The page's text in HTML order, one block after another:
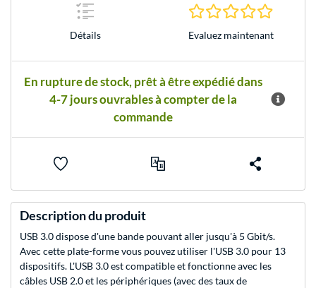
Détails Evaluez maintenant
En rupture de stock, prêt à être expédié dans
4-7 jours ouvrables à compter de la
commande
Description du produit
USB 3.0 dispose d'une bande pouvant aller jusqu'à 5 Gbit/s.
Avec cette plate-forme vous pouvez utiliser l'USB 3.0 pour 13
dispositifs. L'USB 3.0 est compatible et fonctionne avec les
câbles USB 2.0 et les périphériques (avec des taux de